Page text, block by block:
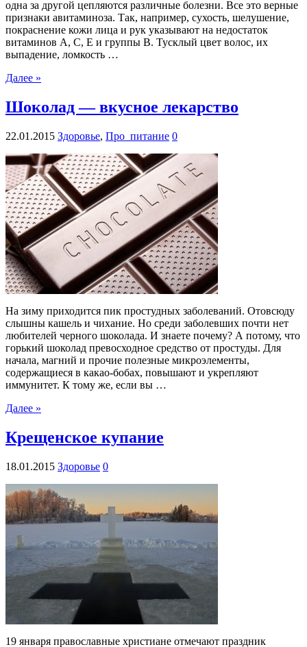
одна за другой цепляются различные болезни. Все это верные
признаки авитаминоза. Так, например, сухость, шелушение,
покраснение кожи лица и рук указывают на недостаток
витаминов А, С, Е и группы В. Тусклый цвет волос, их
выпадение, ломкость …
Далее »
Шоколад — вкусное лекарство
22.01.2015 Здоровье, Про_питание 0
На зиму приходится пик простудных заболеваний. Отовсюду
слышны кашель и чихание. Но среди заболевших почти нет
любителей черного шоколада. И знаете почему? А потому, что
горький шоколад превосходное средство от простуды. Для
начала, магний и прочие полезные микроэлементы,
содержащиеся в какао-бобах, повышают и укрепляют
иммунитет. К тому же, если вы …
Далее »
Крещенское купание
18.01.2015 Здоровье 0
19 января православные христиане отмечают праздник